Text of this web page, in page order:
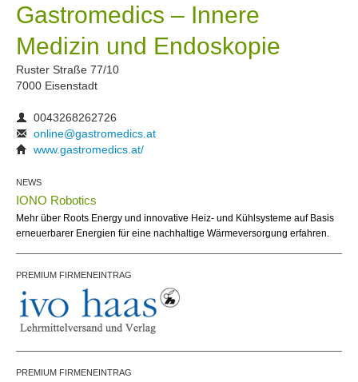
Gastromedics – Innere
Medizin und Endoskopie
Ruster Straße 77/10
7000 Eisenstadt
0043268262726
online@gastromedics.at
www.gastromedics.at/
NEWS
IONO Robotics
Mehr über Roots Energy und innovative Heiz- und Kühlsysteme auf Basis
erneuerbarer Energien für eine nachhaltige Wärmeversorgung erfahren.
PREMIUM FIRMENEINTRAG
PREMIUM FIRMENEINTRAG